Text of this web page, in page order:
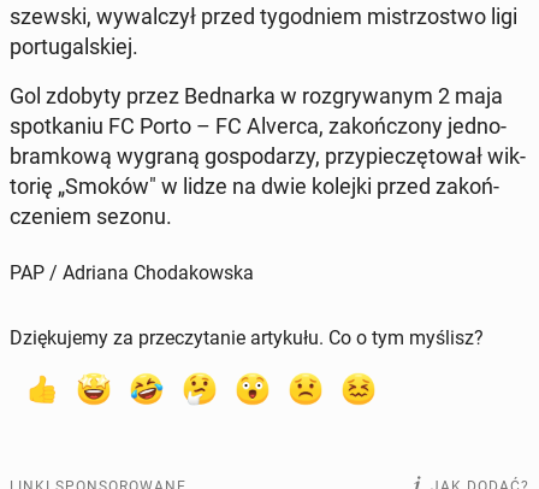
szew­ski, wy­wal­czył przed ty­go­dniem mi­strzo­stwo ligi
por­tu­gal­skiej.
Gol zdobyty przez Bed­nar­ka w roz­gry­wa­nym 2 maja
spo­tka­niu FC Porto – FC Alverca, za­koń­czo­ny jed­no­
bram­ko­wą wygraną go­spo­da­rzy, przy­pie­czę­to­wał wik­
to­rię „Smoków" w lidze na dwie kolejki przed za­koń­
cze­niem sezonu.
PAP / Adriana Chodakowska
Dziękujemy za przeczytanie artykułu. Co o tym myślisz?